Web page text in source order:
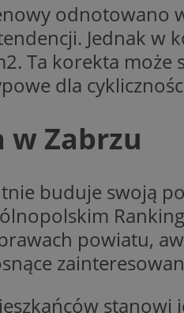
odnotowano
Jednak w
Ta korekta
dla
w Zabrzu
buduje swoją
powiatu,
_clck
FCCDCF
_ga_NBM6HFESG6
OAID
Nazwa
__gads
MUID
ANONCHK
test_cookie
MR